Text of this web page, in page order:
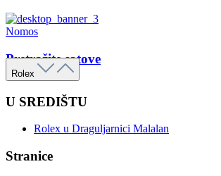
Nomos
Pretražite satove
Rolex
U SREDIŠTU
Rolex u Draguljarnici Malalan
Stranice